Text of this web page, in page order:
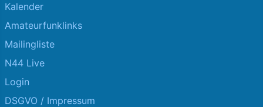
Kalender
Amateurfunklinks
Mailingliste
N44 Live
Login
DSGVO / Impressum